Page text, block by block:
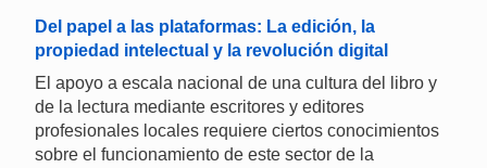
Del papel a las plataformas: La edición, la
propiedad intelectual y la revolución digital
El apoyo a escala nacional de una cultura del libro y
de la lectura mediante escritores y editores
profesionales locales requiere ciertos conocimientos
sobre el funcionamiento de este sector de la